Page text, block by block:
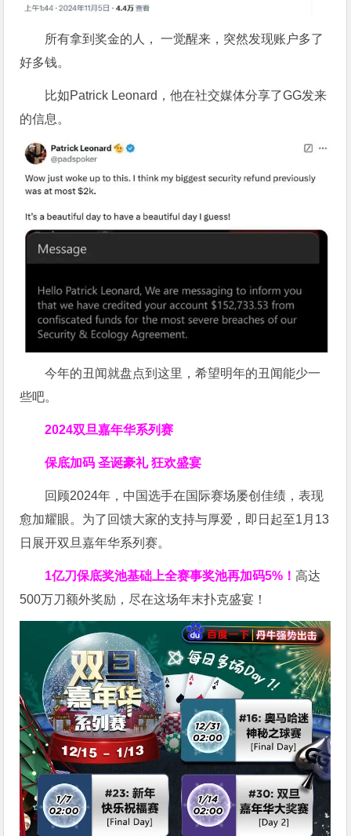
所有拿到奖金的人， 一觉醒来，突然发现账户多了
好多钱。
比如Patrick Leonard，他在社交媒体分享了GG发来
的信息。
今年的丑闻就盘点到这里，希望明年的丑闻能少一
些吧。
2024双旦嘉年华系列赛
保底加码 圣诞豪礼 狂欢盛宴
回顾2024年，中国选手在国际赛场屡创佳绩，表现
愈加耀眼。为了回馈大家的支持与厚爱，即日起至1月13
日展开双旦嘉年华系列赛。
1亿刀保底奖池基础上全赛事奖池再加码5% ！ 高达
500万刀额外奖励，尽在这场年末扑克盛宴！